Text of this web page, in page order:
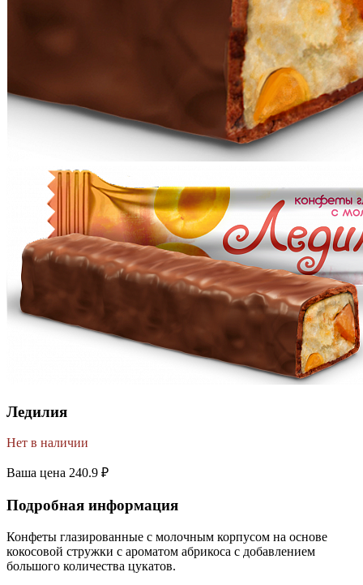
Ледилия
Нет в наличии
Ваша цена 240.9 ₽
Подробная информация
Конфеты глазированные с молочным корпусом на основе
кокосовой стружки с ароматом абрикоса с добавлением
большого количества цукатов.